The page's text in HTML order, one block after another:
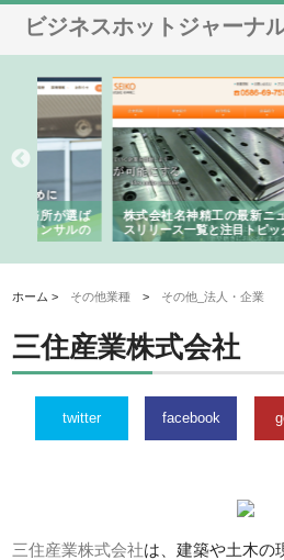
ビジネスホットジャーナ
株式会社名神精工の最新ニュー
スリリース一覧と注目トピック
有
で
の
ホーム > その他業種 > その他_法人・企業
三住産業株式会社
twitter facebook
三住産業株式会社は、建築や土木の